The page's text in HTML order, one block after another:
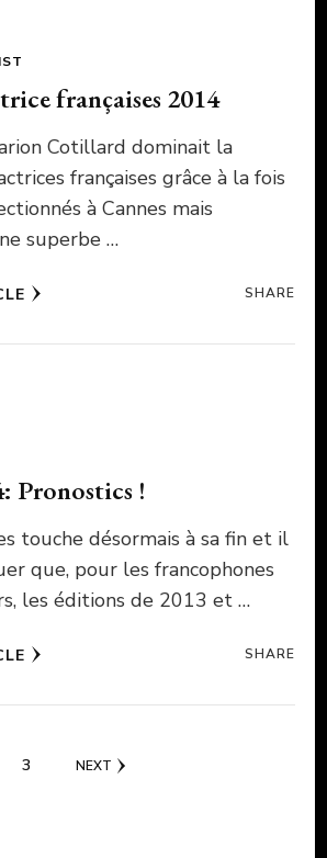
françaises 2014
Cotillard dominait la
françaises grâce à la fois
à Cannes mais
superbe …
SHARE
Pronostics !
touche désormais à sa fin et il
que, pour les francophones
les éditions de 2013 et …
SHARE
PAGE
3 NEXT